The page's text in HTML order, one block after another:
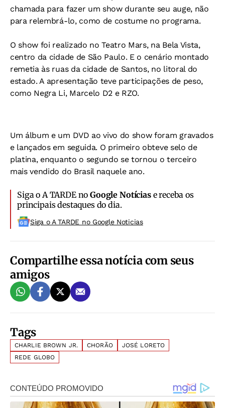
chamada para fazer um show durante seu auge, não
para relembrá-lo, como de costume no programa.
O show foi realizado no Teatro Mars, na Bela Vista,
centro da cidade de São Paulo. E o cenário montado
remetia às ruas da cidade de Santos, no litoral do
estado. A apresentação teve participações de peso,
como Negra Li, Marcelo D2 e RZO.
Um álbum e um DVD ao vivo do show foram gravados
e lançados em seguida. O primeiro obteve selo de
platina, enquanto o segundo se tornou o terceiro
mais vendido do Brasil naquele ano.
Siga o A TARDE noGoogle Notíciase receba os
principais destaques do dia.
Siga o A TARDE no Google Noticias
Compartilhe essa notícia com seus
amigos
Tags
CHARLIE BROWN JR. CHORÃO
JOSÉ LORETO
REDE GLOBO